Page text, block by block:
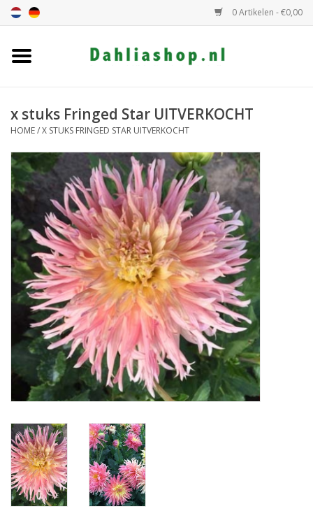
0 Artikelen - €0,00
Dahlia assortiment
Dahlia kleur
Dahlia Groep
Cadeaubon
Algemeen
Blog
x stuks Fringed Star UITVERKOCHT
HOME/X STUKS FRINGED STAR UITVERKOCHT